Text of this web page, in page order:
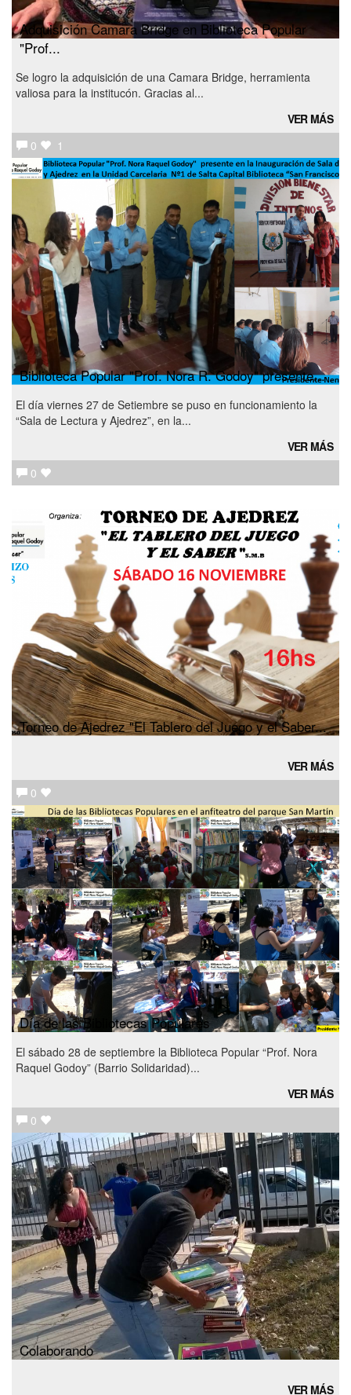
Adquisición Camara Bridge en Biblioteca Popular
"Prof...
Se logro la adquisición de una Camara Bridge, herramienta
valiosa para la institucón. Gracias al...
VER MÁS
0
1
Biblioteca Popular "Prof. Nora R. Godoy" presente...
El día viernes 27 de Setiembre se puso en funcionamiento la
“Sala de Lectura y Ajedrez”, en la...
VER MÁS
0
Torneo de Ajedrez "El Tablero del Juego y el Saber...
VER MÁS
0
Día de las Bibliotecas Populares
El sábado 28 de septiembre la Biblioteca Popular “Prof. Nora
Raquel Godoy” (Barrio Solidaridad)...
VER MÁS
0
Colaborando
VER MÁS